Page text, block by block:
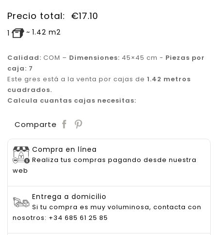
Precio total: €17.10
1 ~ 1.42 m2
Calidad: COM – Dimensiones: 45×45 cm - Piezas por
caja: 7
Este gres está a la venta por cajas de 1.42 metros
cuadrados.
Calcula cuantas cajas necesitas:
Comparte
Compra en línea
Realiza tus compras pagando desde nuestra
web
Entrega a domicilio
Si tu compra es muy voluminosa, contacta con
nosotros: +34 685 61 25 85